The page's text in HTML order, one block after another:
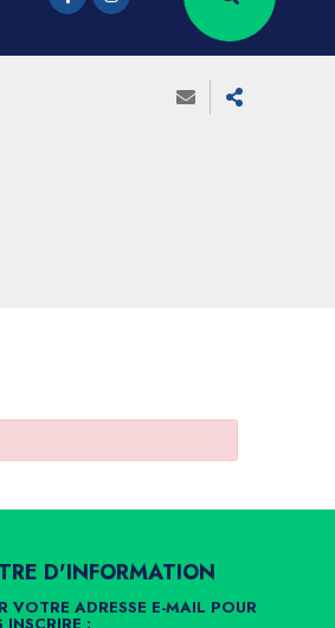
D'INFORMATION
VOTRE ADRESSE E-MAIL POUR